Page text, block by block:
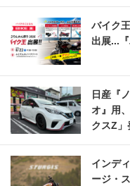
バイク
出展...
日産『
オ』用
クスZ」
インデ
ージ・